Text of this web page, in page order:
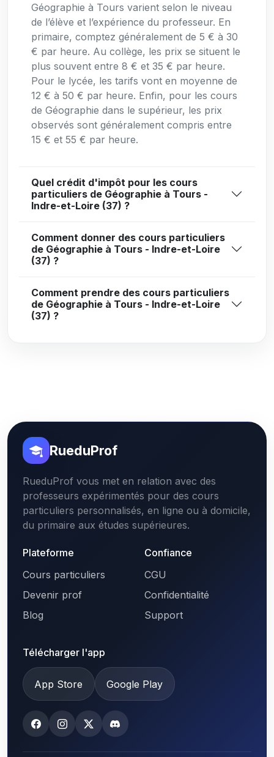
Géographie à Tours varient selon le niveau
de l’élève et l’expérience du professeur. En
primaire, comptez généralement de 5 € à 30
€ par heure. Au collège, les prix se situent le
plus souvent entre 8 € et 35 € par heure.
Pour le lycée, les tarifs vont en moyenne de
12 € à 50 € par heure. Enfin, pour les cours
de Géographie dans le supérieur, les prix
observés sont généralement compris entre
15 € et 55 € par heure.
Quel crédit d'impôt pour les cours
particuliers de Géographie à Tours -
Indre-et-Loire (37) ?
Comment donner des cours particuliers
de Géographie à Tours - Indre-et-Loire
(37) ?
Comment prendre des cours particuliers
de Géographie à Tours - Indre-et-Loire
(37) ?
RueduProf
RueduProf vous met en relation avec des
professeurs expérimentés pour des cours
particuliers personnalisés, en ligne ou à domicile,
du primaire aux études supérieures.
Plateforme
Cours particuliers
Devenir prof
Blog
Confiance
CGU
Confidentialité
Support
Télécharger l'app
App Store Google Play